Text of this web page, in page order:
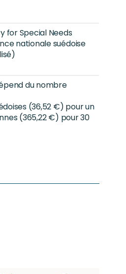
for Special Needs
nationale suédoise
du nombre
(36,52 €) pour un
(365,22 €) pour 30